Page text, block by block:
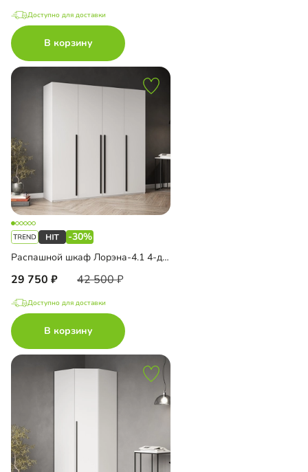
Доступно для доставки
В корзину
-30%
Распашной шкаф Лорэна-4.1 4-дверный
29 750 42 500
Доступно для доставки
В корзину